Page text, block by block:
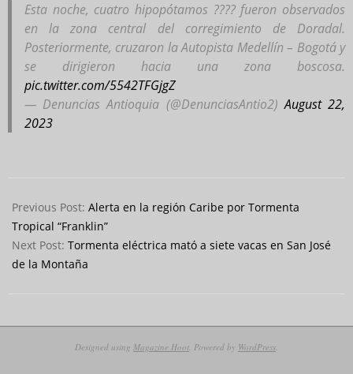
Esta noche, cuatro hipopótamos ???? fueron observados
en la zona central del corregimiento de Doradal.
Posteriormente, cruzaron la Autopista Medellín – Bogotá y
se dirigieron hacia una zona boscosa.
pic.twitter.com/5542TFGjgZ
— Denuncias Antioquia (@DenunciasAntio2)August 22,
2023
08-
22
Previous Post: Alerta en la región Caribe por Tormenta
Tropical “Franklin”
Next Post: Tormenta eléctrica mató a siete vacas en San José
de la Montaña
Designed using Magazine Hoot . Powered by WordPress